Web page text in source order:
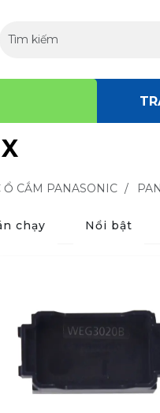
Ổ CẮM PANASONIC /
chạy Nổi bật